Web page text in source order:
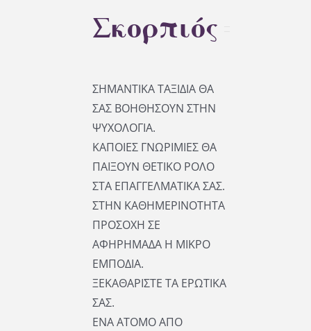
Σκορπιός
ΣΗΜΑΝΤΙΚΑ ΤΑΞΙΔΙΑ ΘΑ
ΣΑΣ ΒΟΗΘΗΣΟΥΝ ΣΤΗΝ
ΨΥΧΟΛΟΓΙΑ.
ΚΑΠΟΙΕΣ ΓΝΩΡΙΜΙΕΣ ΘΑ
ΠΑΙΞΟΥΝ ΘΕΤΙΚΟ ΡΟΛΟ
ΣΤΑ ΕΠΑΓΓΕΛΜΑΤΙΚΑ ΣΑΣ.
ΣΤΗΝ ΚΑΘΗΜΕΡΙΝΟΤΗΤΑ
ΠΡΟΣΟΧΗ ΣΕ
ΑΦΗΡΗΜΑΔΑ Η ΜΙΚΡΟ
ΕΜΠΟΔΙΑ.
ΞΕΚΑΘΑΡΙΣΤΕ ΤΑ ΕΡΩΤΙΚΑ
ΣΑΣ.
ΕΝΑ ΑΤΟΜΟ ΑΠΟ